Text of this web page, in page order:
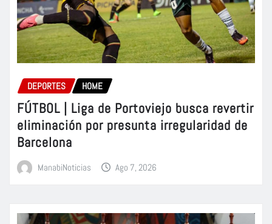
DEPORTES HOME
FÚTBOL | Liga de Portoviejo busca revertir
eliminación por presunta irregularidad de
Barcelona
ManabiNoticias Ago 7, 2026